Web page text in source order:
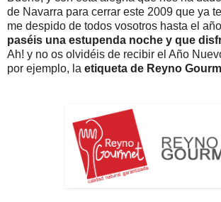
de Navarra para cerrar este 2009 que ya
me despido de todos vosotros hasta el
paséis una estupenda noche y que
Ah! y no os olvidéis de recibir el Año
por ejemplo, la etiqueta de Reyno